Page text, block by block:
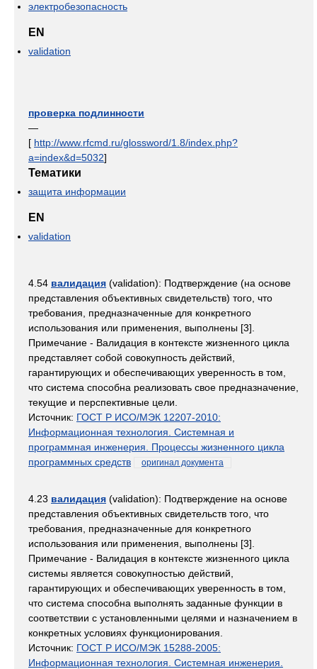
электробезопасность
EN
validation
проверка подлинности
—
[ http://www.rfcmd.ru/glossword/1.8/index.php?
a=index&d=5032]
Тематики
защита информации
EN
validation
4.54 валидация (validation): Подтверждение (на основе
представления объективных свидетельств) того, что
требования, предназначенные для конкретного
использования или применения, выполнены [3].
Примечание - Валидация в контексте жизненного цикла
представляет собой совокупность действий,
гарантирующих и обеспечивающих уверенность в том,
что система способна реализовать свое предназначение,
текущие и перспективные цели.
Источник: ГОСТ Р ИСО/МЭК 12207-2010:
Информационная технология. Системная и
программная инженерия. Процессы жизненного цикла
программных средств
оригинал документа
4.23 валидация (validation): Подтверждение на основе
представления объективных свидетельств того, что
требования, предназначенные для конкретного
использования или применения, выполнены [3].
Примечание - Валидация в контексте жизненного цикла
системы является совокупностью действий,
гарантирующих и обеспечивающих уверенность в том,
что система способна выполнять заданные функции в
соответствии с установленными целями и назначением в
конкретных условиях функционирования.
Источник: ГОСТ Р ИСО/МЭК 15288-2005:
Информационная технология. Системная инженерия.